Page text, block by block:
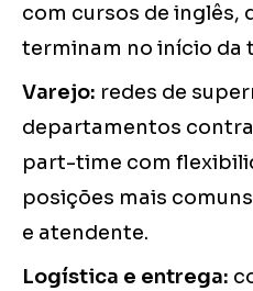
com cursos de inglês,
terminam no início da
Varejo: redes de
departamentos
part-time com
posições mais
e atendente.
Logística e entrega: